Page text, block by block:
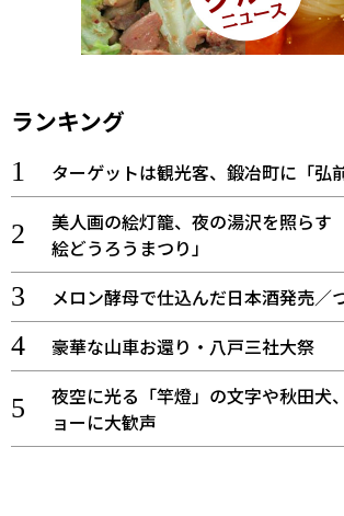
ランキング
ターゲットは観光客、鍛冶町に「弘
美人画の絵灯籠、夜の湯沢を照ら
絵どうろうまつり」
メロン酵母で仕込んだ日本酒発売／
豪華な山車お還り・八戸三社大祭
夜空に光る「竿燈」の文字や秋田犬
ョーに大歓声